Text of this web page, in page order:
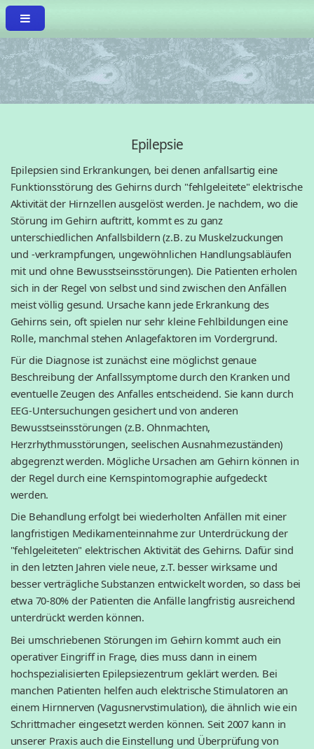
Epilepsie
Epilepsien sind Erkrankungen, bei denen anfallsartig eine
Funktionsstörung des Gehirns durch "fehlgeleitete" elektrische
Aktivität der Hirnzellen ausgelöst werden. Je nachdem, wo die
Störung im Gehirn auftritt, kommt es zu ganz
unterschiedlichen Anfallsbildern (z.B. zu Muskelzuckungen
und -verkrampfungen, ungewöhnlichen Handlungsabläufen
mit und ohne Bewusstseinsstörungen). Die Patienten erholen
sich in der Regel von selbst und sind zwischen den Anfällen
meist völlig gesund. Ursache kann jede Erkrankung des
Gehirns sein, oft spielen nur sehr kleine Fehlbildungen eine
Rolle, manchmal stehen Anlagefaktoren im Vordergrund.
Für die Diagnose ist zunächst eine möglichst genaue
Beschreibung der Anfallssymptome durch den Kranken und
eventuelle Zeugen des Anfalles entscheidend. Sie kann durch
EEG-Untersuchungen gesichert und von anderen
Bewusstseinsstörungen (z.B. Ohnmachten,
Herzrhythmusstörungen, seelischen Ausnahmezuständen)
abgegrenzt werden. Mögliche Ursachen am Gehirn können in
der Regel durch eine Kernspintomographie aufgedeckt
werden.
Die Behandlung erfolgt bei wiederholten Anfällen mit einer
langfristigen Medikamenteinnahme zur Unterdrückung der
"fehlgeleiteten" elektrischen Aktivität des Gehirns. Dafür sind
in den letzten Jahren viele neue, z.T. besser wirksame und
besser verträgliche Substanzen entwickelt worden, so dass bei
etwa 70-80% der Patienten die Anfälle langfristig ausreichend
unterdrückt werden können.
Bei umschriebenen Störungen im Gehirn kommt auch ein
operativer Eingriff in Frage, dies muss dann in einem
hochspezialisierten Epilepsiezentrum geklärt werden. Bei
manchen Patienten helfen auch elektrische Stimulatoren an
einem Hirnnerven (Vagusnervstimulation), die ähnlich wie ein
Schrittmacher eingesetzt werden können. Seit 2007 kann in
unserer Praxis auch die Einstellung und Überprüfung von